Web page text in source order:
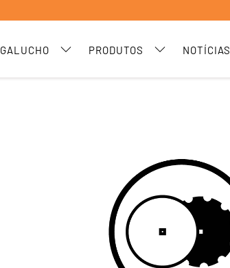
GALUCHO PRODUTOS NOTÍCIAS